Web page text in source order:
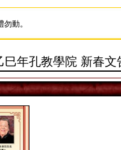
動。
巳年孔教學院 新春文